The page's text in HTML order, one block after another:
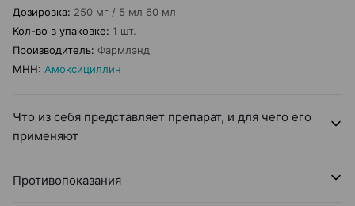
Дозировка: 250 мг / 5 мл 60 мл
Кол-во в упаковке: 1 шт.
Производитель: Фармлэнд
МНН: Амоксициллин
Что из себя представляет препарат, и для чего его
применяют
Противопоказания